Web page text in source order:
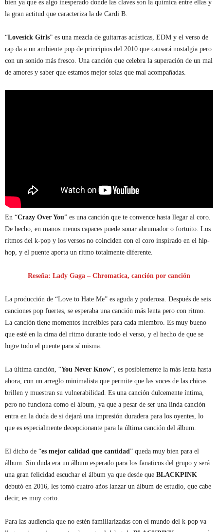
bien ya que es algo inesperado donde las claves son la química entre ellas y
la gran actitud que caracteriza la de Cardi B.
“Lovesick Girls” es una mezcla de guitarras acústicas, EDM y el verso de
rap da a un ambiente pop de principios del 2010 que causará nostalgia pero
con un sonido más fresco. Una canción que celebra la superación de un mal
de amores y saber que estamos mejor solas que mal acompañadas.
En “Crazy Over You” es una canción que te convence hasta llegar al coro.
De hecho, en manos menos capaces puede sonar abrumador o fortuito. Los
ritmos del k-pop y los versos no coinciden con el coro inspirado en el hip-
hop, y el puente aporta un ritmo totalmente diferente.
Reseña: Lady Gaga – Chromatica, canción por canción
La producción de “Love to Hate Me” es aguda y poderosa. Después de seis
canciones pop fuertes, se esperaba una canción más lenta pero con ritmo.
La canción tiene momentos increíbles para cada miembro. Es muy bueno
que esté en la cima del ritmo durante todo el verso, y el hecho de que se
logre todo el puente para sí misma.
La última canción, “You Never Know”, es posiblemente la más lenta hasta
ahora, con un arreglo minimalista que permite que las voces de las chicas
brillen y muestran su vulnerabilidad. Es una canción dulcemente íntima,
pero no funciona como el álbum, ya que a pesar de ser una linda canción
entra en la duda de si dejará una impresión duradera para los oyentes, lo
que es especialmente decepcionante para la última canción del álbum.
El dicho de “es mejor calidad que cantidad ” queda muy bien para el
álbum. Sin duda era un álbum esperado para los fanaticos del grupo y será
una gran felicidad escuchar el álbum ya que desde que BLACKPINK
debutó en 2016, les tomó cuatro años lanzar un álbum de estudio, que cabe
decir, es muy corto.
Para las audiencia que no estén familiarizadas con el mundo del k-pop va